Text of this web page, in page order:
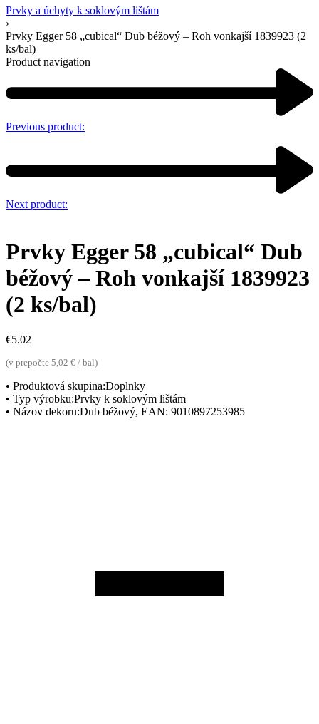
Prvky a úchyty k soklovým lištám
›
Prvky Egger 58 „cubical“ Dub béžový – Roh vonkajší 1839923 (2
ks/bal)
Product navigation
Previous product:
Next product:
Prvky Egger 58 „cubical“ Dub
béžový – Roh vonkajší 1839923
(2 ks/bal)
€5.02
(v prepočte 5,02 € / bal)
• Produktová skupina:Doplnky
• Typ výrobku:Prvky k soklovým lištám
• Názov dekoru:Dub béžový, EAN: 9010897253985